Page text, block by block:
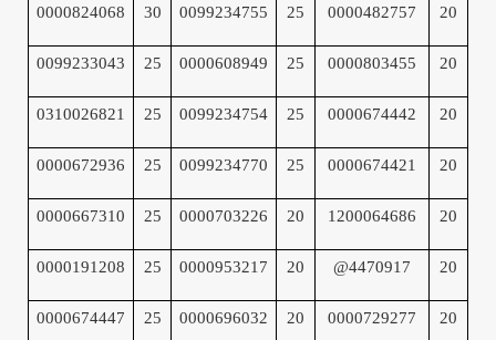
0000824068 30 0099234755 25 0000482757 20
0099233043 25 0000608949 25 0000803455 20
0310026821 25 0099234754 25 0000674442 20
0000672936 25 0099234770 25 0000674421 20
0000667310 25 0000703226 20 1200064686 20
0000191208 25 0000953217 20 @4470917 20
0000674447 25 0000696032 20 0000729277 20